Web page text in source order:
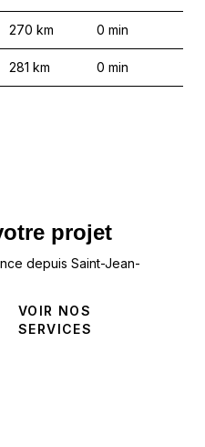
270 km 0 min
281 km 0 min
projet
depuis Saint-Jean-
VOIR NOS
SERVICES